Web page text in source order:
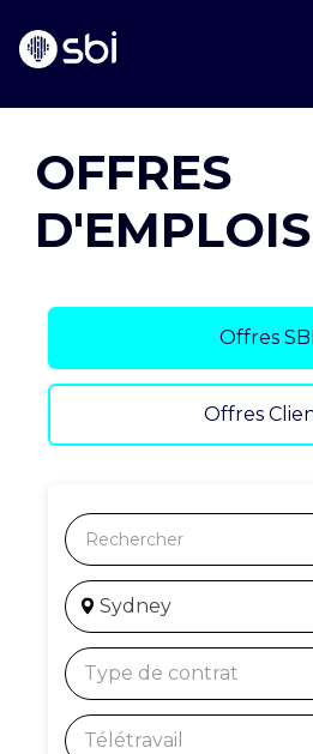
PARTENAIRES
RÉALISATIONS
BLOG
CARRIÈRE
OFFRES
D'EMPLOIS
Offres SBI
Offres
Sydney
Type de contrat
Télétravail